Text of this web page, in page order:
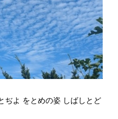
ぢよ をとめの姿 しばしとど